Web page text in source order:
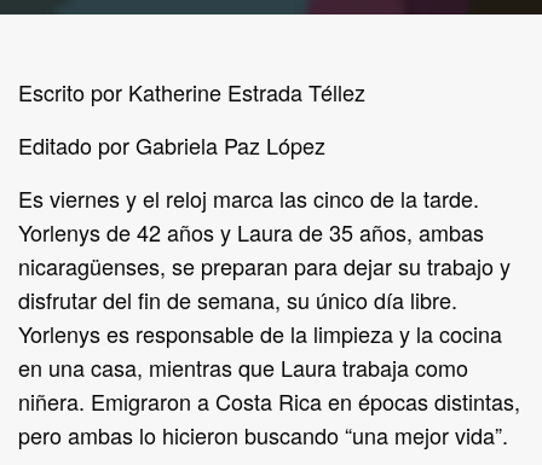
Escrito por Katherine Estrada Téllez
Editado por Gabriela Paz López
Es viernes y el reloj marca las cinco de la tarde.
Yorlenys de 42 años y Laura de 35 años, ambas
nicaragüenses, se preparan para dejar su trabajo y
disfrutar del fin de semana, su único día libre.
Yorlenys es responsable de la limpieza y la cocina
en una casa, mientras que Laura trabaja como
niñera. Emigraron a Costa Rica en épocas distintas,
pero ambas lo hicieron buscando “una mejor vida”.